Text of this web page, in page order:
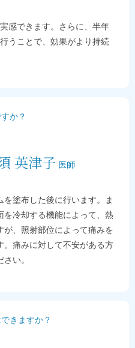
感できます。さらに、半年
うことで、効果がより持続
か？
英津子 医師
を塗布した後に行います。ま
を冷却する機能によって、熱
が、照射部位によって痛みを
。痛みに対して不安がある方
い。
きますか？